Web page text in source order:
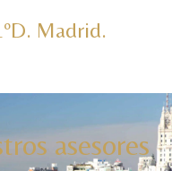
Madrid.
asesores